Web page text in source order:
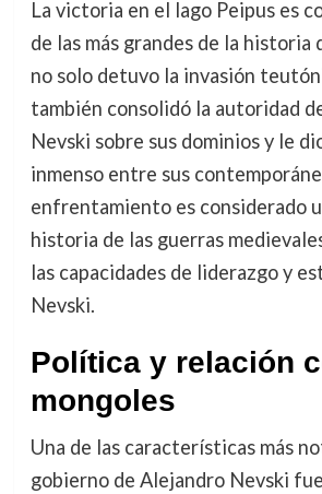
La victoria en el lago Peipus es
de las más grandes de la historia
no solo detuvo la invasión
también consolidó la autoridad
Nevski sobre sus dominios y le
inmenso entre sus
enfrentamiento es considerado
historia de las guerras
las capacidades de liderazgo y
Nevski.
Política y relación
mongoles
Una de las características más
gobierno de Alejandro Nevski